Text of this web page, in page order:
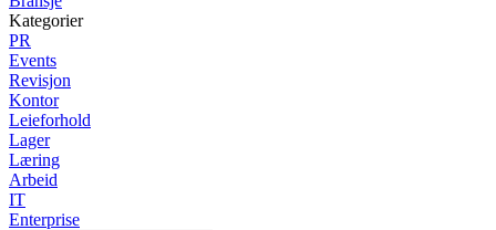
Kategorier
PR
Events
Revisjon
Kontor
Leieforhold
Lager
Læring
Arbeid
IT
Enterprise